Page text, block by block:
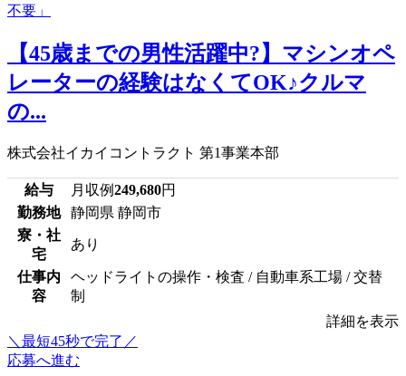
【45歳までの男性活躍中?】マシンオペ
レーターの経験はなくてOK♪クルマ
の...
株式会社イカイコントラクト 第1事業本部
給与 月収例249,680円
勤務地
静岡県 静岡市
寮・社
宅
あり
仕事内
容
ヘッドライトの操作・検査 / 自動車系工場 / 交替
制
詳細を表示
＼最短45秒で完了／
応募へ進む